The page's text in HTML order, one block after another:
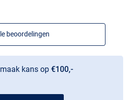
beoordelingen
kans op €100,-